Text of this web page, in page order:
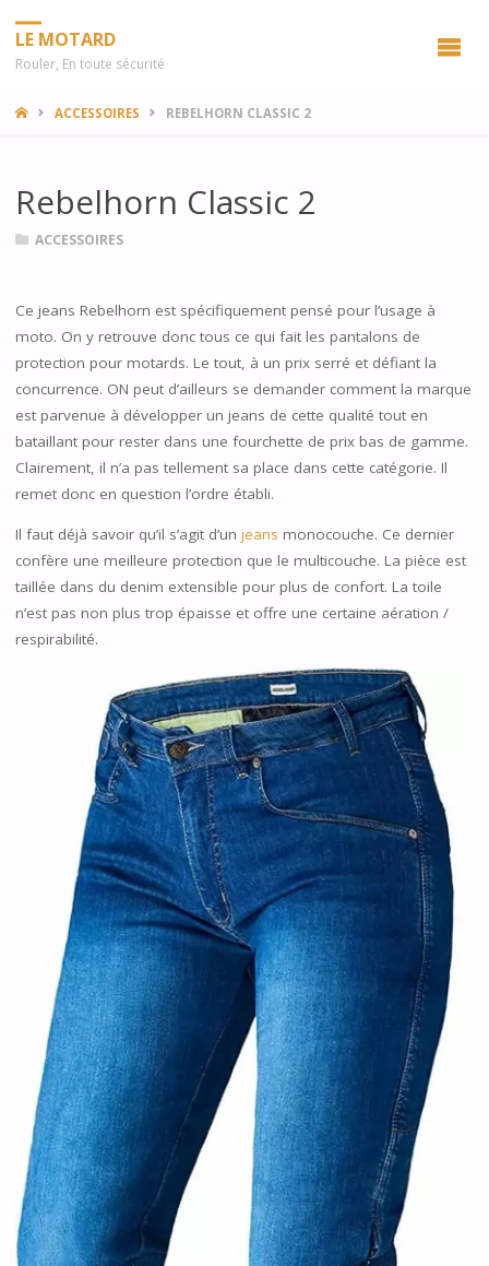
LE MOTARD
Rouler, En toute sécurité
HOMEACCESSOIRES REBELHORN CLASSIC 2
Rebelhorn Classic 2
ACCESSOIRES
Ce jeans Rebelhorn est spécifiquement pensé pour l’usage à
moto. On y retrouve donc tous ce qui fait les pantalons de
protection pour motards. Le tout, à un prix serré et défiant la
concurrence. ON peut d’ailleurs se demander comment la marque
est parvenue à développer un jeans de cette qualité tout en
bataillant pour rester dans une fourchette de prix bas de gamme.
Clairement, il n’a pas tellement sa place dans cette catégorie. Il
remet donc en question l’ordre établi.
Il faut déjà savoir qu’il s’agit d’un jeans monocouche. Ce dernier
confère une meilleure protection que le multicouche. La pièce est
taillée dans du denim extensible pour plus de confort. La toile
n’est pas non plus trop épaisse et offre une certaine aération /
respirabilité.